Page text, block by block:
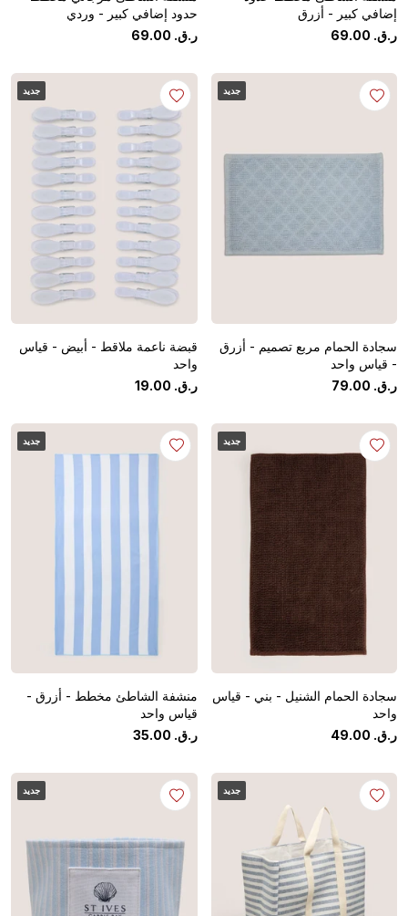
إضافي كبير - أزرق
ر.ق.
69.00
حدود إضافي كبير - وردي
ر.ق.
69.00
جديد
سجادة الحمام مربع تصميم - أزرق
- قياس واحد
ر.ق.
79.00
جديد
قبضة ناعمة ملاقط - أبيض - قياس
واحد
ر.ق.
19.00
جديد
سجادة الحمام الشنيل - بني - قياس
واحد
ر.ق.
49.00
جديد
منشفة الشاطئ مخطط - أزرق -
قياس واحد
ر.ق.
35.00
جديد جديد